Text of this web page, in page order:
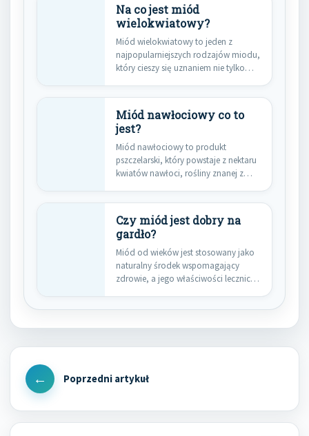
Na co jest miód
wielokwiatowy?
Miód wielokwiatowy to jeden z
najpopularniejszych rodzajów miodu,
który cieszy się uznaniem nie tylko
Miód nawłociowy co to
jest?
Miód nawłociowy to produkt
pszczelarski, który powstaje z nektaru
kwiatów nawłoci, rośliny znanej z
Czy miód jest dobry na
gardło?
Miód od wieków jest stosowany jako
naturalny środek wspomagający
zdrowie, a jego właściwości lecznicze
Nawigacja
wpisu
Previous